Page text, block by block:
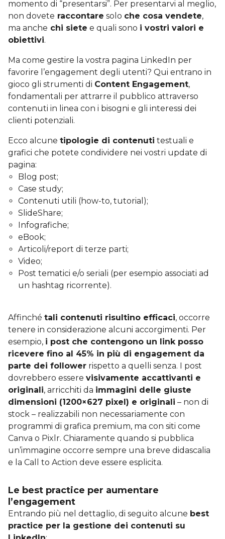
momento di “presentarsi”. Per presentarvi al meglio,
non dovete raccontare solo che cosa vendete,
ma anche chi siete e quali sono i vostri valori e
obiettivi.
Ma come gestire la vostra pagina LinkedIn per
favorire l’engagement degli utenti? Qui entrano in
gioco gli strumenti di Content Engagement,
fondamentali per attrarre il pubblico attraverso
contenuti in linea con i bisogni e gli interessi dei
clienti potenziali.
Ecco alcune tipologie di contenuti testuali e
grafici che potete condividere nei vostri update di
pagina:
Blog post;
Case study;
Contenuti utili (how-to, tutorial);
SlideShare;
Infografiche;
eBook;
Articoli/report di terze parti;
Video;
Post tematici e/o seriali (per esempio associati ad
un hashtag ricorrente).
Affinché tali contenuti risultino efficaci, occorre
tenere in considerazione alcuni accorgimenti. Per
esempio, i post che contengono un link posso
ricevere fino al 45% in più di engagement da
parte dei follower rispetto a quelli senza. I post
dovrebbero essere visivamente accattivanti e
originali, arricchiti da immagini delle giuste
dimensioni (1200×627 pixel) e originali – non di
stock – realizzabili non necessariamente con
programmi di grafica premium, ma con siti come
Canva o Pixlr. Chiaramente quando si pubblica
un’immagine occorre sempre una breve didascalia
e la Call to Action deve essere esplicita.
Le best practice per aumentare
l’engagement
Entrando più nel dettaglio, di seguito alcune best
practice per la gestione dei contenuti su